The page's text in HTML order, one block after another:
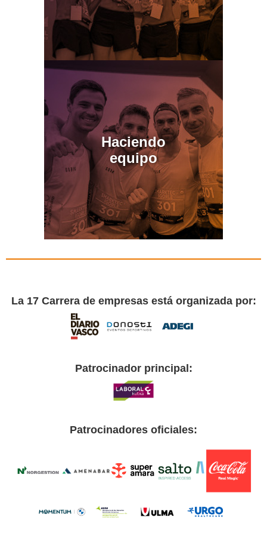
Haciendo
equipo
La 17 Carrera de empresas está organizada por:
Patrocinador principal:
Patrocinadores oficiales: